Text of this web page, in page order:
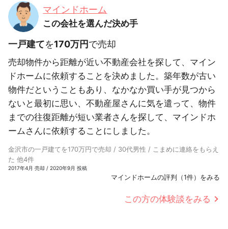
マインドホーム
この会社を選んだ決め手
一戸建てを170万円で売却
売却物件から距離が近い不動産会社を探して、マイン
ドホームに依頼することを決めました。築年数が古い
物件だということもあり、なかなか買い手が見つから
ないと最初に思い、不動産屋さんに気を遣って、物件
までの往復距離が短い業者さんを探して、マインドホ
ームさんに依頼することにしました。
金沢市の一戸建てを170万円で売却 / 30代男性 / こまめに連絡をもらえ
た 他4件
2017年4月 売却 / 2020年9月 投稿
マインドホームの評判（1件）をみる
この方の体験談をみる